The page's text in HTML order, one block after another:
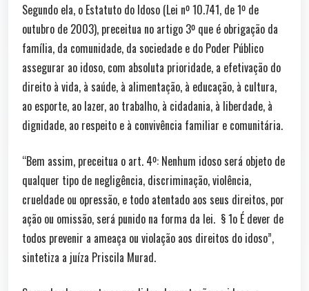
Segundo ela, o Estatuto do Idoso (Lei nº 10.741, de 1º de
outubro de 2003), preceitua no artigo 3º que é obrigação da
família, da comunidade, da sociedade e do Poder Público
assegurar ao idoso, com absoluta prioridade, a efetivação do
direito à vida, à saúde, à alimentação, à educação, à cultura,
ao esporte, ao lazer, ao trabalho, à cidadania, à liberdade, à
dignidade, ao respeito e à convivência familiar e comunitária.
“Bem assim, preceitua o art. 4º: Nenhum idoso será objeto de
qualquer tipo de negligência, discriminação, violência,
crueldade ou opressão, e todo atentado aos seus direitos, por
ação ou omissão, será punido na forma da lei. § 1o É dever de
todos prevenir a ameaça ou violação aos direitos do idoso”,
sintetiza a juíza Priscila Murad.